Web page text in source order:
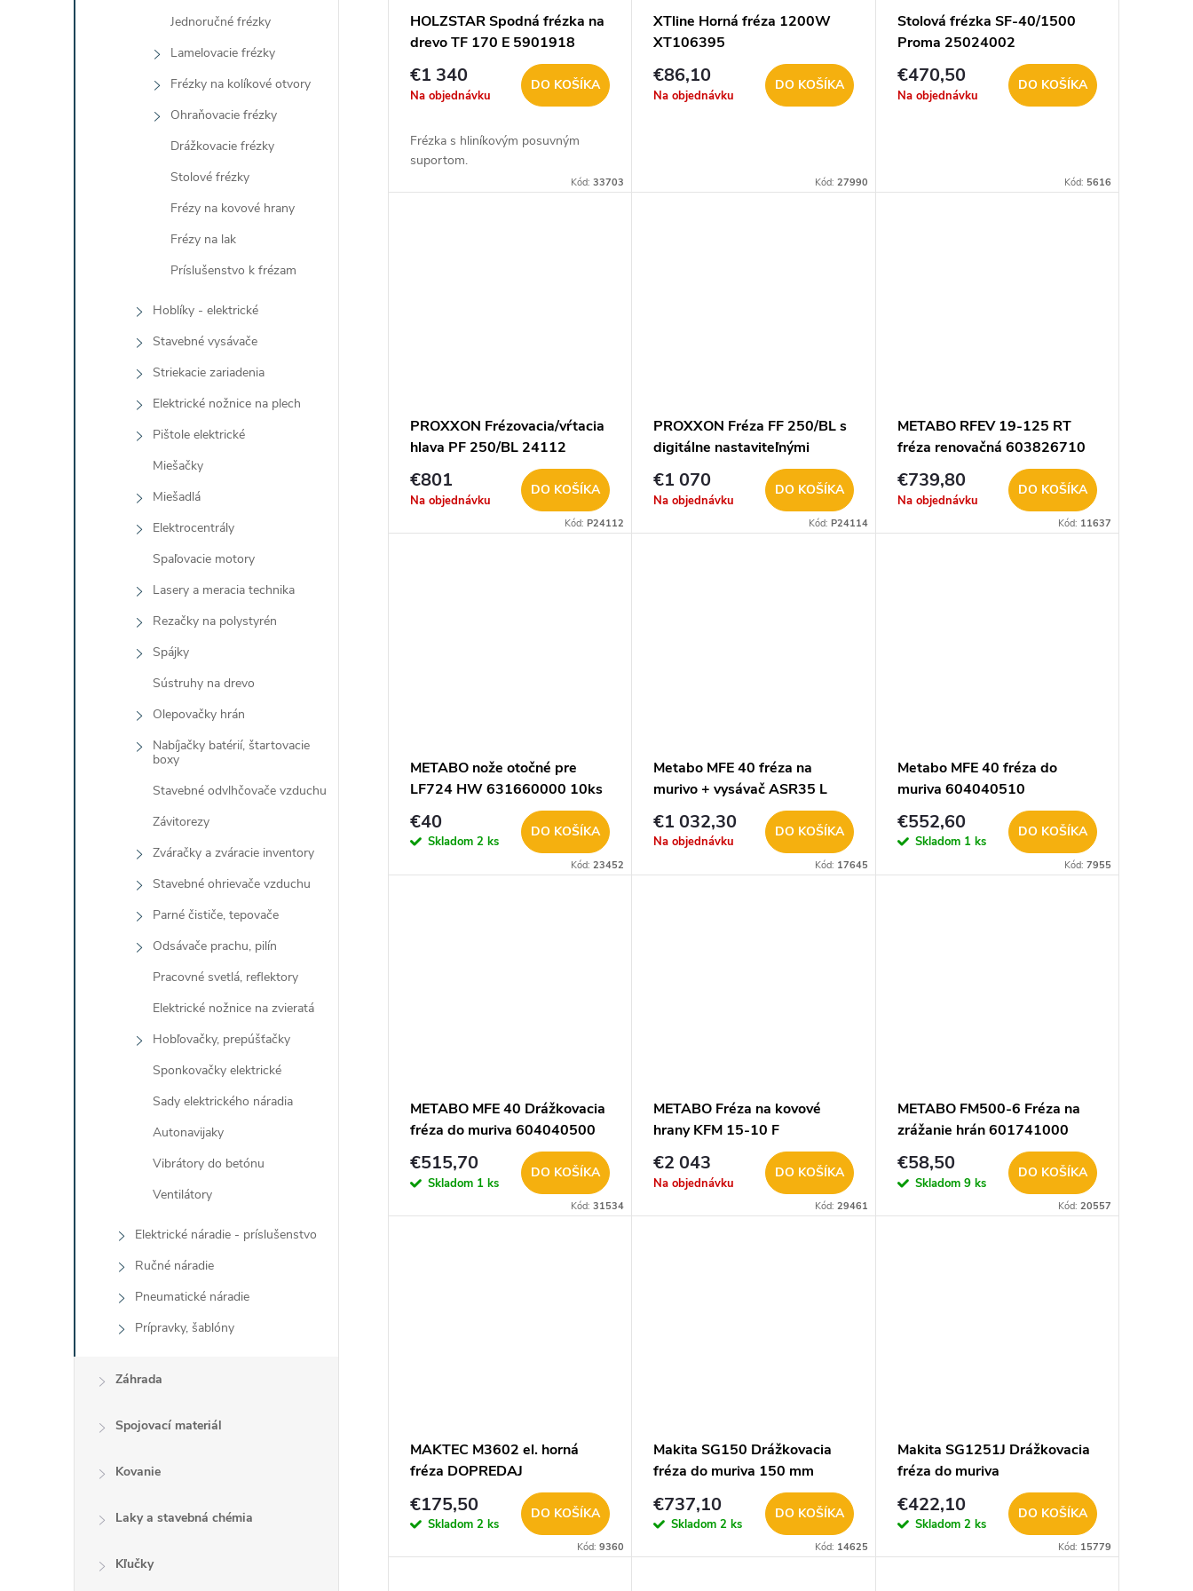
Jednoručné frézky
Lamelovacie frézky
Frézky na kolíkové otvory
Ohraňovacie frézky
Drážkovacie frézky
Stolové frézky
Frézy na kovové hrany
Frézy na lak
Príslušenstvo k frézam
Hoblíky - elektrické
Stavebné vysávače
Striekacie zariadenia
Elektrické nožnice na plech
Pištole elektrické
Miešačky
Miešadlá
Elektrocentrály
Spaľovacie motory
Lasery a meracia technika
Rezačky na polystyrén
Spájky
Sústruhy na drevo
Olepovačky hrán
Nabíjačky batérií, štartovacie
boxy
Stavebné odvlhčovače vzduchu
Závitorezy
Zváračky a zváracie inventory
Stavebné ohrievače vzduchu
Parné čističe, tepovače
Odsávače prachu, pilín
Pracovné svetlá, reflektory
Elektrické nožnice na zvieratá
Hobľovačky, prepúšťačky
Sponkovačky elektrické
Sady elektrického náradia
Autonavijaky
Vibrátory do betónu
Ventilátory
Elektrické náradie - príslušenstvo
Ručné náradie
Pneumatické náradie
Prípravky, šablóny
Záhrada
Spojovací materiál
Kovanie
Laky a stavebná chémia
Kľučky
u
u
HOLZSTAR Spodná frézka na
drevo TF 170 E 5901918
€1 340
Na objednávku
DO KOŠÍKA
Frézka s hliníkovým posuvným
suportom.
Kód:33703
XTline Horná fréza 1200W
XT106395
€86,10
Na objednávku
DO KOŠÍKA
Kód: 27990
Stolová frézka SF-40/1500
Proma 25024002
€470,50
Na objednávku
DO KOŠÍKA
Kód: 5616
PROXXON Frézovacia/vŕtacia
hlava PF 250/BL 24112
€801
Na objednávku
DO KOŠÍKA
Kód:P24112
PROXXON Fréza FF 250/BL s
digitálne nastaviteľnými
otáčkami 24114
€1 070
Na objednávku
DO KOŠÍKA
Kód: P24114
METABO RFEV 19-125 RT
fréza renovačná 603826710
€739,80
Na objednávku
DO KOŠÍKA
Kód: 11637
METABO nože otočné pre
LF724 HW 631660000 10ks
€40
Skladom 2 ks
DO KOŠÍKA
Kód:23452
Metabo MFE 40 fréza na
murivo + vysávač ASR35 L
ACP 691058000 +
602057000
€1 032,30
Na objednávku
DO KOŠÍKA
Kód: 17645
Metabo MFE 40 fréza do
muriva 604040510
€552,60
Skladom 1 ks
DO KOŠÍKA
Kód: 7955
METABO MFE 40 Drážkovacia
fréza do muriva 604040500
€515,70
Skladom 1 ks
DO KOŠÍKA
Kód:31534
METABO Fréza na kovové
hrany KFM 15-10 F
601752500
€2 043
Na objednávku
DO KOŠÍKA
Kód: 29461
METABO FM500-6 Fréza na
zrážanie hrán 601741000
€58,50
Skladom 9 ks
DO KOŠÍKA
Kód: 20557
MAKTEC M3602 el. horná
fréza DOPREDAJ
€175,50
Skladom 2 ks
DO KOŠÍKA
Kód:9360
Makita SG150 Drážkovacia
fréza do muriva 150 mm
€737,10
Skladom2 ks
DO KOŠÍKA
Kód: 14625
Makita SG1251J Drážkovacia
fréza do muriva
€422,10
Skladom 2 ks
DO KOŠÍKA
Kód: 15779